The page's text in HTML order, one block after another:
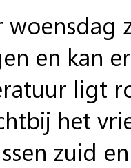
woensdag
en kan
ligt
het
zuid